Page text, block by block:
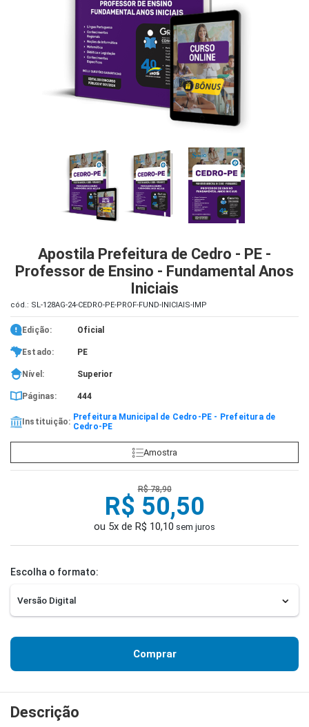
Apostila Prefeitura de Cedro - PE -
Professor de Ensino - Fundamental Anos
Iniciais
cód.: SL-128AG-24-CEDRO-PE-PROF-FUND-INICIAIS-IMP
Edição: Oficial
Estado: PE
Nível: Superior
Páginas: 444
Instituição: Prefeitura Municipal de Cedro-PE - Prefeitura de
Cedro-PE
Amostra
R$ 78,90
R$ 50,50
ou 5x de R$ 10,10 sem juros
Escolha o formato:
Comprar
Descrição